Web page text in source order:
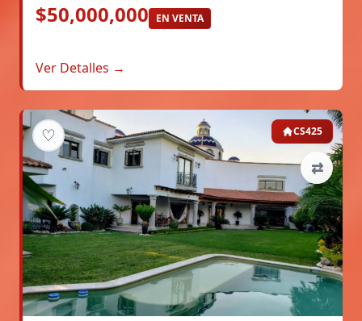
$50,000,000 EN VENTA
Ver Detalles →
♡
⇄
CS425